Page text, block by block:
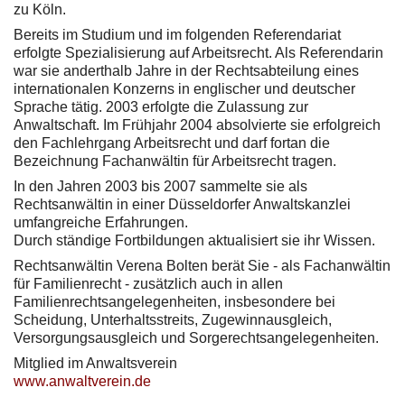
zu Köln.
Bereits im Studium und im folgenden Referendariat
erfolgte Spezialisierung auf Arbeitsrecht. Als Referendarin
war sie anderthalb Jahre in der Rechtsabteilung eines
internationalen Konzerns in englischer und deutscher
Sprache tätig. 2003 erfolgte die Zulassung zur
Anwaltschaft. Im Frühjahr 2004 absolvierte sie erfolgreich
den Fachlehrgang Arbeitsrecht und darf fortan die
Bezeichnung Fachanwältin für Arbeitsrecht tragen.
In den Jahren 2003 bis 2007 sammelte sie als
Rechtsanwältin in einer Düsseldorfer Anwaltskanzlei
umfangreiche Erfahrungen.
Durch ständige Fortbildungen aktualisiert sie ihr Wissen.
Rechtsanwältin Verena Bolten berät Sie - als Fachanwältin
für Familienrecht - zusätzlich auch in allen
Familienrechtsangelegenheiten, insbesondere bei
Scheidung, Unterhaltsstreits, Zugewinnausgleich,
Versorgungsausgleich und Sorgerechtsangelegenheiten.
Mitglied im Anwaltsverein
www.anwaltverein.de